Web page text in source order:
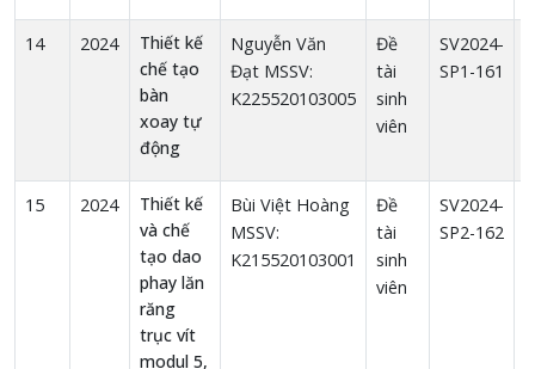
14 2024
Thiết kế
chế tạo
bàn
xoay tự
động
Nguyễn Văn
Đạt MSSV:
K225520103005
Đề
tài
sinh
viên
SV2024-
SP1-161
15 2024
Thiết kế
và chế
tạo dao
phay lăn
răng
trục vít
modul 5,
Bùi Việt Hoàng
MSSV:
K215520103001
Đề
tài
sinh
viên
SV2024-
SP2-162